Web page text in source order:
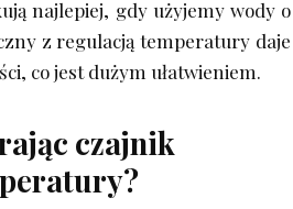
najlepiej, gdy użyjemy wody o
z regulacją temperatury daje
co jest dużym ułatwieniem.
czajnik